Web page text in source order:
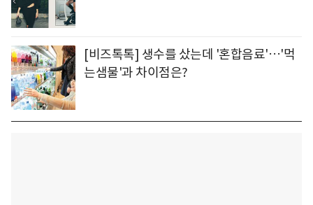
[비즈톡톡] 생수를 샀는데 '혼합음료'…'먹
는샘물'과 차이점은?